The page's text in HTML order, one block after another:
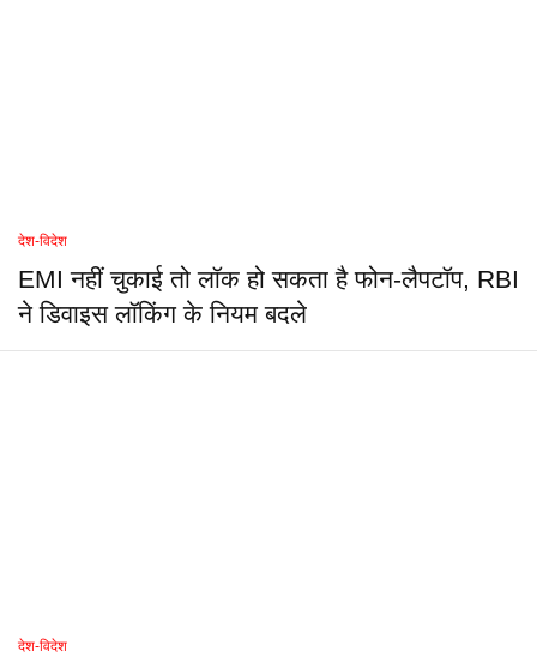
देश-विदेश
EMI नहीं चुकाई तो लॉक हो सकता है फोन-लैपटॉप, RBI
ने डिवाइस लॉकिंग के नियम बदले
देश-विदेश